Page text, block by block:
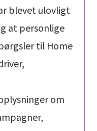
blevet ulovligt
at personlige
til Home
om